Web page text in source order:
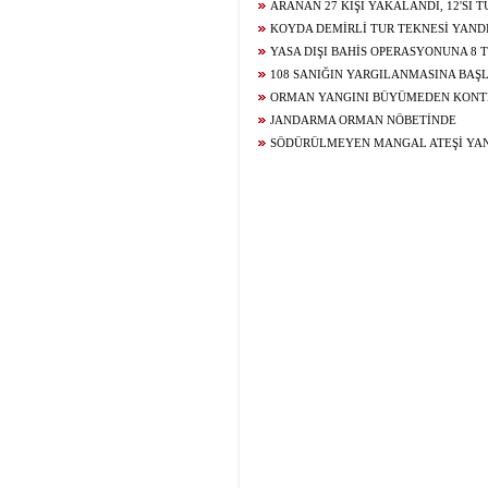
ARANAN 27 KİŞİ YAKALANDI, 12'Sİ
KOYDA DEMİRLİ TUR TEKNESİ
YASA DIŞI BAHİS OPERASYONUNA 8
108 SANIĞIN YARGILANMASINA
ORMAN YANGINI BÜYÜMEDEN
JANDARMA ORMAN NÖBETİNDE
SÖDÜRÜLMEYEN MANGAL ATEŞİ